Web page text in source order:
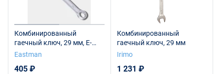
Комбинированный
гаечный ключ, 29 мм, E-
2406
Eastman
405 ₽
Комбинированный
гаечный ключ, 29 мм
Irimo
1 231 ₽